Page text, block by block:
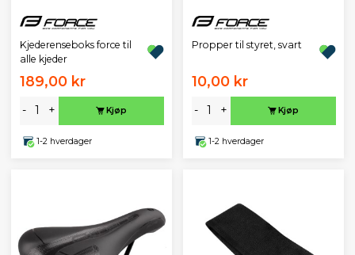
Kjederenseboks force til
alle kjeder
189,00 kr
- + Kjøp
1-2 hverdager
Propper til styret, svart
10,00 kr
- + Kjøp
1-2 hverdager